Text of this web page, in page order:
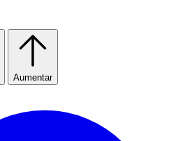
Aumentar